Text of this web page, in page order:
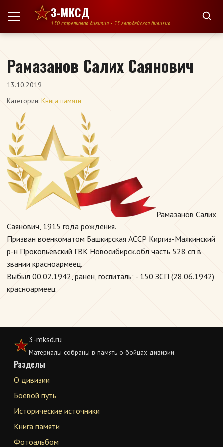
Перейти к содержимому
3-МКСД
130 стрелковая дивизия • 53 гвардейская дивизия
Рамазанов Салих Саянович
13.10.2019
Категории: Книга памяти
Рамазанов Салих
Саянович, 1915 года рождения.
Призван военкоматом Башкирская АССР Киргиз-Маякинский
р-н Прокопьевский ГВК Новосибирск.обл часть 528 сп в
звании красноармеец.
Выбыл 00.02.1942, ранен, госпиталь; - 150 ЗСП (28.06.1942)
красноармеец.
3-mksd.ru
Материалы собраны в память о бойцах дивизии
Разделы
О дивизии
Боевой путь
Исторические источники
Книга памяти
Фотоальбом